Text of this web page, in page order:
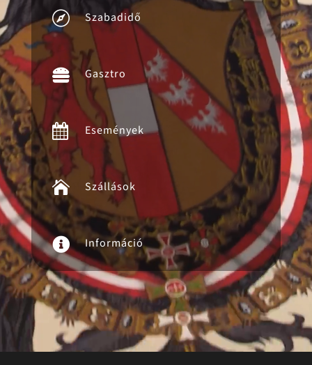
 Szabadidő
 Gasztro
 Események
 Szállások
 Információ